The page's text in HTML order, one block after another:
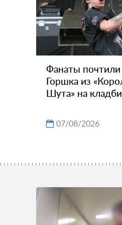
Фанаты почтили
Горшка из
Шута» на
07/08/2026